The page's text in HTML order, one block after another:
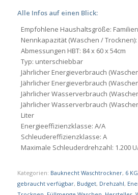
Alle Infos auf einen Blick:
Empfohlene Haushaltsgröße:
Nennkapazität (Waschen / Trocknen):
Abmessungen HBT: 84 x 60 x 54cm
Typ: unterschiebbar
Jährlicher Energieverbrauch
Jährlicher Energieverbrauch
Jährlicher Wasserverbrauch
Jährlicher Wasserverbrauch
Liter
Energieeffizienzklasse: A/A
Schleudereffizienzklasse: A
Maximale Schleuderdrehzahl: 1.200
Kategorien: Bauknecht Waschtrockner, 6 KG
gebraucht verfügbar, Budget, Drehzahl,